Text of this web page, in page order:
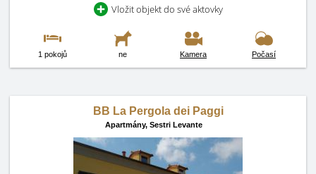
Vložit objekt do své aktovky
1 pokojů ne Kamera Počasí
BB La Pergola dei Paggi
Apartmány, Sestri Levante